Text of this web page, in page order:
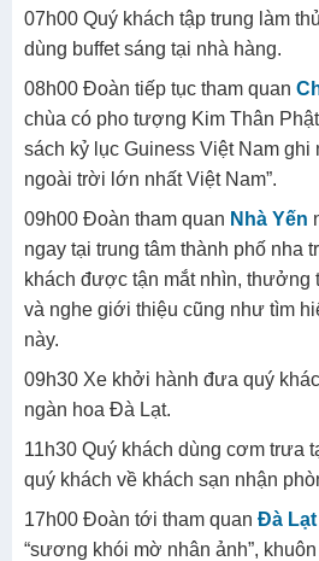
07h00 Quý khách tập trung làm
dùng buffet sáng tại nhà hàng.
08h00 Đoàn tiếp tục tham quan
chùa có pho tượng Kim Thân
sách kỷ lục Guiness Việt Nam ghi
ngoài trời lớn nhất Việt Nam”.
09h00 Đoàn tham quan Nhà Yến
ngay tại trung tâm thành phố nha
khách được tận mắt nhìn, thưởng
và nghe giới thiệu cũng như tìm
này.
09h30 Xe khởi hành đưa quý
ngàn hoa Đà Lạt.
11h30 Quý khách dùng cơm trưa
quý khách về khách sạn nhận
17h00 Đoàn tới tham quan Đà Lạt
“sương khói mờ nhân ảnh”,